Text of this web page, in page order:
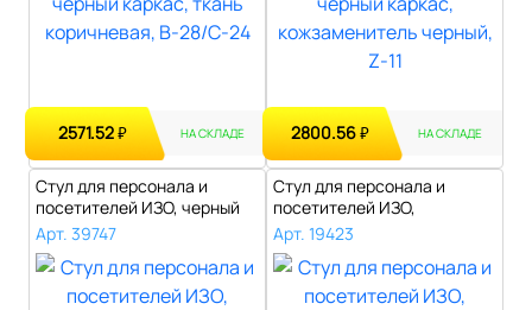
2571.52₽ НА СКЛАДЕ 2800.56₽ НА СКЛАДЕ
Стул для персонала и
посетителей ИЗО, черный
каркас, тк..
Арт. 39747
Стул для персонала и
посетителей ИЗО,
хромированный кар..
Арт. 19423